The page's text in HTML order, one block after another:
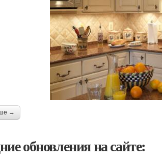
→
обновления на сайте: